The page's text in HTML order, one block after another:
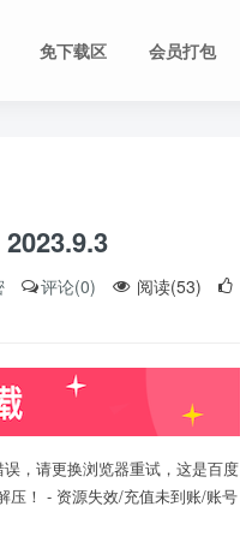
免下载区 会员打包
评论(0)
阅读(53)
，请更换浏览器重试，这是百度
压！ - 资源失效/充值未到账/账号